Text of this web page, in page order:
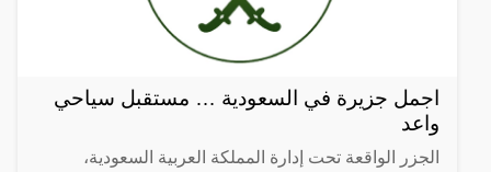
اجمل جزيرة في السعودية … مستقبل سياحي
واعد
الجزر الواقعة تحت إدارة المملكة العربية السعودية،